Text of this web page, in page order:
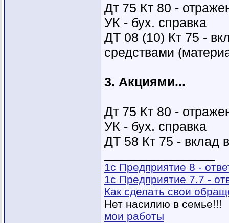
Дт 75 Кт 80 -
УК - бух. справка
ДТ 08 (10) Кт 75 -
средствами
3. Акциями...
Дт 75 Кт 80 -
УК - бух. справка
ДТ 58 Кт 75 - вклад
1с Предприятие 8 -
1с Предприятие 7.7 -
Как сделать свои
Нет насилию в семье!!!
мои работы